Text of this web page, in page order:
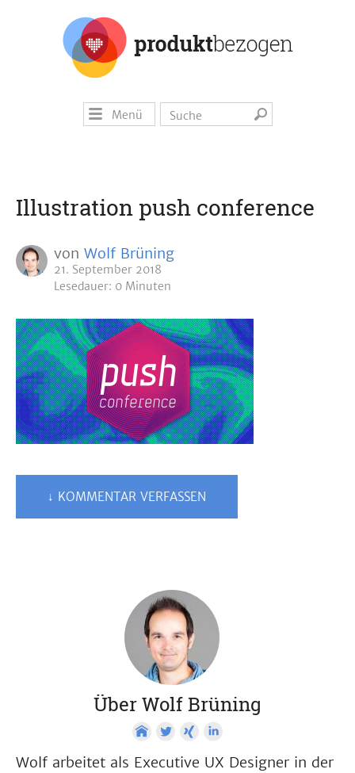
Menü
Illustration push conference
von Wolf Brüning
21. September 2018
Lesedauer: 0 Minuten
↓ KOMMENTAR VERFASSEN
Über Wolf Brüning
Wolf arbeitet als Executive UX Designer in der